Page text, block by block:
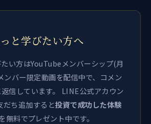
と学びたい方へ
い方はYouTubeメンバーシップ(月
ンバー限定動画を配信中で、コメン
信しています。 LINE公式アカウン
だち追加すると投資で成功した体験
を無料でプレゼント中です。